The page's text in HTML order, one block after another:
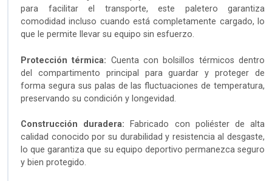
para facilitar el transporte, este paletero garantiza
comodidad incluso cuando está completamente cargado, lo
que le permite llevar su equipo sin esfuerzo.
Protección térmica: Cuenta con bolsillos térmicos dentro
del compartimento principal para guardar y proteger de
forma segura sus palas de las fluctuaciones de temperatura,
preservando su condición y longevidad.
Construcción duradera: Fabricado con poliéster de alta
calidad conocido por su durabilidad y resistencia al desgaste,
lo que garantiza que su equipo deportivo permanezca seguro
y bien protegido.